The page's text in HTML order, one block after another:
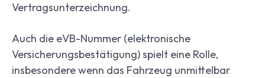
Vertragsunterzeichnung.
Auch die eVB-Nummer (elektronische
Versicherungsbestätigung) spielt eine Rolle,
insbesondere wenn das Fahrzeug unmittelbar